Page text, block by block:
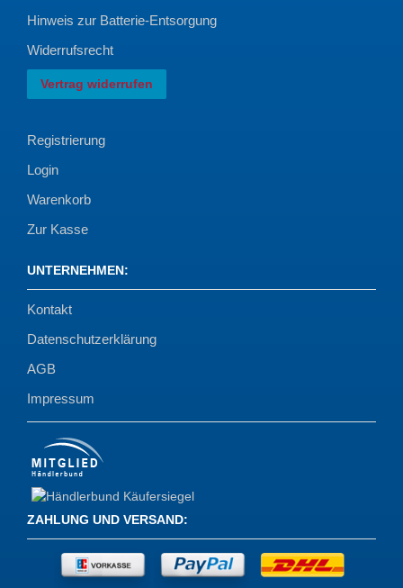
Hinweis zur Batterie-Entsorgung
Widerrufsrecht
Vertrag widerrufen
Registrierung
Login
Warenkorb
Zur Kasse
UNTERNEHMEN:
Kontakt
Datenschutzerklärung
AGB
Impressum
ZAHLUNG UND VERSAND: